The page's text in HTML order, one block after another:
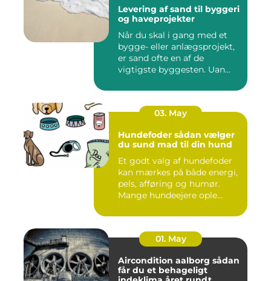
Levering af sand til byggeri
og haveprojekter
Når du skal i gang med et
bygge- eller anlægsprojekt,
er sand ofte en af de
vigtigste byggesten. Uan...
03. May
Hundefoder sådan vælger
du sund mad til din hund
Et godt valg af hundefoder
kan mærkes på både energi,
pels, afføring og humør.
Mange hundeejere ople...
01. May
Aircondition aalborg sådan
får du et behageligt